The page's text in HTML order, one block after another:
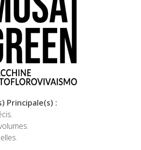
Principale(s) :